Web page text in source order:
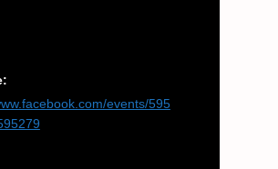
events/595